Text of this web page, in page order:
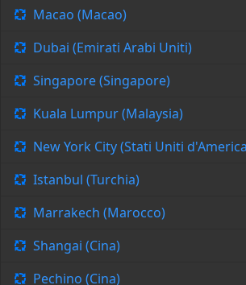
Macao (Macao)
Dubai (Emirati Arabi Uniti)
Singapore (Singapore)
Kuala Lumpur (Malaysia)
New York City (Stati Uniti
Istanbul (Turchia)
Marrakech (Marocco)
Shangai (Cina)
Pechino (Cina)